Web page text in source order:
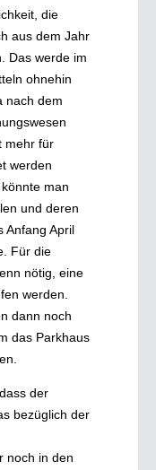
die
aus dem Jahr
Das werde im
ohnehin
nach dem
mehr für
werden
man
und deren
Anfang April
Für die
nötig, eine
werden.
dann noch
das Parkhaus
der
bezüglich der
noch in den